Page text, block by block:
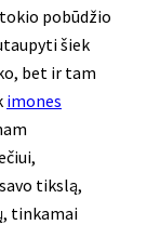
pobūdžio
šiek
bet ir tam
imones
tikslą,
tinkamai